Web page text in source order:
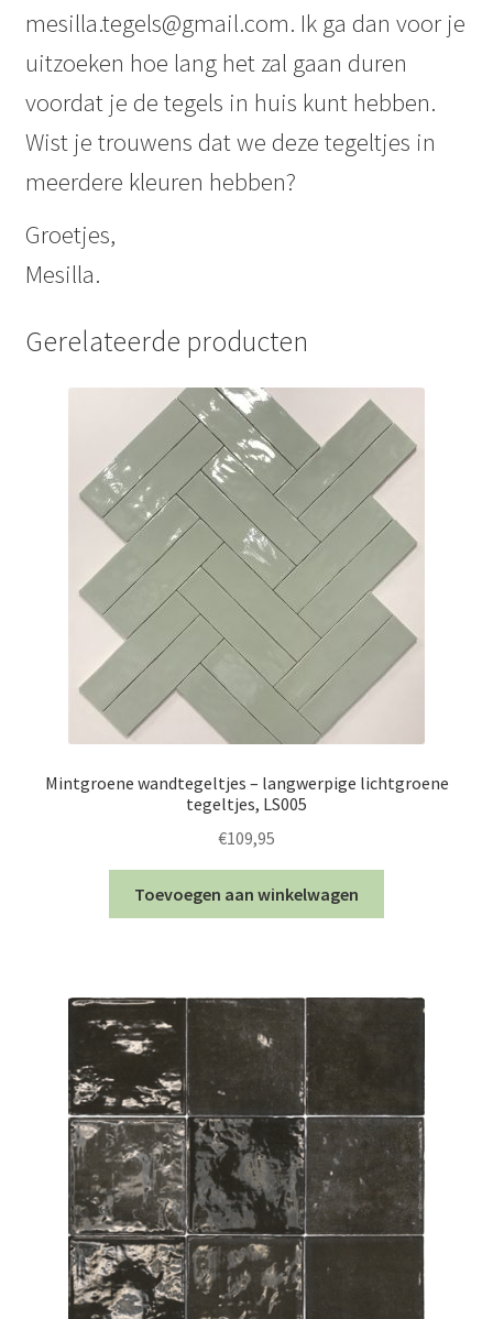
mesilla.tegels@gmail.com. Ik ga dan voor je
uitzoeken hoe lang het zal gaan duren
voordat je de tegels in huis kunt hebben.
Wist je trouwens dat we deze tegeltjes in
meerdere kleuren hebben?
Groetjes,
Mesilla.
Gerelateerde producten
Mintgroene wandtegeltjes – langwerpige lichtgroene
tegeltjes, LS005
€109,95
Toevoegen aan winkelwagen